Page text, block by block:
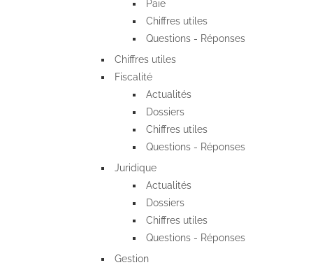
Paie
Chiffres utiles
Questions - Réponses
Chiffres utiles
Fiscalité
Actualités
Dossiers
Chiffres utiles
Questions - Réponses
Juridique
Actualités
Dossiers
Chiffres utiles
Questions - Réponses
Gestion